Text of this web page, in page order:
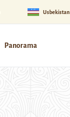
Usbekistan
Panorama